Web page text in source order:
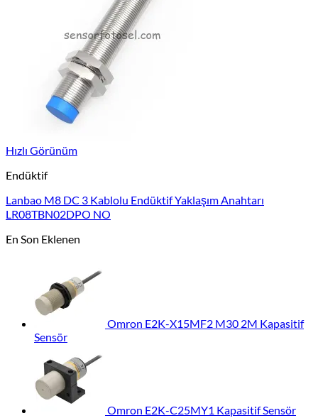
Hızlı Görünüm
Endüktif
Lanbao M8 DC 3 Kablolu Endüktif Yaklaşım Anahtarı
LR08TBN02DPO NO
En Son Eklenen
Omron E2K-X15MF2 M30 2M Kapasitif
Sensör
Omron E2K-C25MY1 Kapasitif Sensör